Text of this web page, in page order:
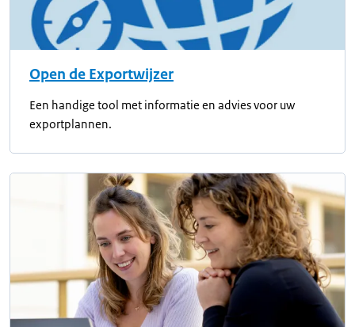
Open de Exportwijzer
Een handige tool met informatie en advies voor uw
exportplannen.